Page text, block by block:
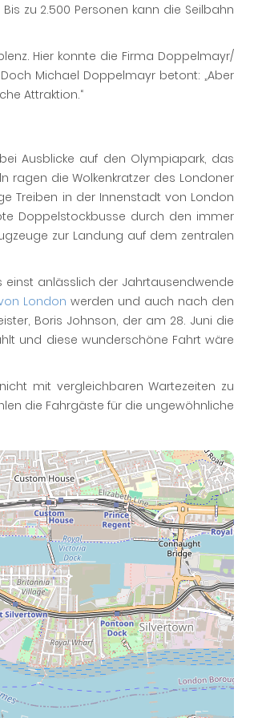
zu 2.500 Personen kann die Seilbahn
Hier konnte die Firma Doppelmayr/
Michael Doppelmayr betont: „Aber
Attraktion.“
Ausblicke auf den Olympiapark, das
ragen die Wolkenkratzer des Londoner
Treiben in der Innenstadt von London
Doppelstockbusse durch den immer
zur Landung auf dem zentralen
einst anlässlich der Jahrtausendwende
London werden und auch nach den
Boris Johnson, der am 28. Juni die
und diese wunderschöne Fahrt wäre
mit vergleichbaren Wartezeiten zu
die Fahrgäste für die ungewöhnliche